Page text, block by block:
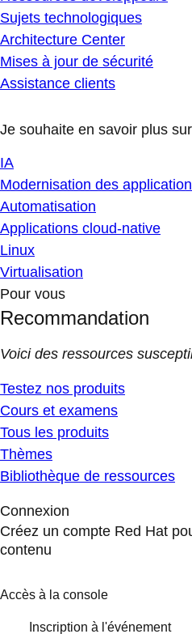
Sujets technologiques
Architecture Center
Mises à jour de sécurité
Assistance clients
Je souhaite en savoir plus
IA
Modernisation des
Automatisation
Applications cloud-native
Linux
Virtualisation
Pour vous
Recommandation
Voici des ressources
Testez nos produits
Cours et examens
Tous les produits
Thèmes
Bibliothèque de ressources
Connexion
Créez un compte Red Hat
contenu
Accès à la console
Inscription à l'événement